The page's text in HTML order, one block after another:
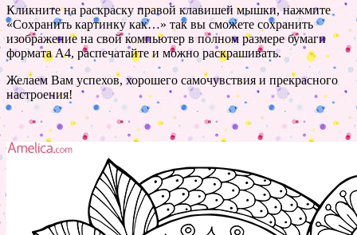
Кликните на раскраску правой клавишей мышки, нажмите
«Сохранить картинку как…» так вы сможете сохранить
изображение на свой компьютер в полном размере бумаги
формата А4, распечатайте и можно раскрашивать.
Желаем Вам успехов, хорошего самочувствия и прекрасного
настроения!